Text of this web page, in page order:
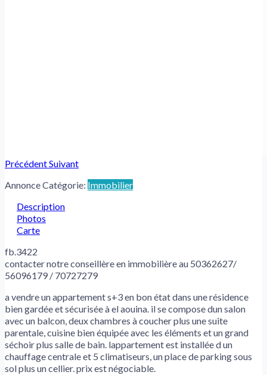
PrécédentSuivant
Annonce Catégorie: Immobilier
Description
Photos
Carte
fb.3422
contacter notre conseillère en immobilière au 50362627/
56096179 / 70727279
a vendre un appartement s+3 en bon état dans une résidence
bien gardée et sécurisée à el aouina. il se compose dun salon
avec un balcon, deux chambres à coucher plus une suite
parentale, cuisine bien équipée avec les éléments et un grand
séchoir plus salle de bain. lappartement est installée d un
chauffage centrale et 5 climatiseurs, un place de parking sous
sol plus un cellier. prix est négociable.